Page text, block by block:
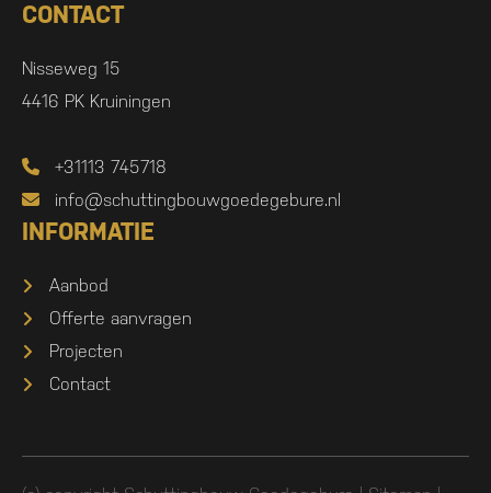
CONTACT
Nisseweg 15
4416 PK Kruiningen
+31113 745718
info@schuttingbouwgoedegebure.nl
INFORMATIE
Aanbod
Offerte aanvragen
Projecten
Contact